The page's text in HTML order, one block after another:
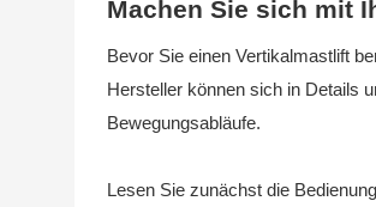
Machen Sie sich mit
Bevor Sie einen Vertikalmastlift
Hersteller können sich in Details
Bewegungsabläufe.
Lesen Sie zunächst die